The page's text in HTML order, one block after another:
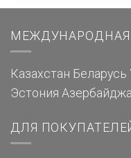
МЕЖДУНАРОДНАЯ
Казахстан Беларусь
Эстония
ДЛЯ